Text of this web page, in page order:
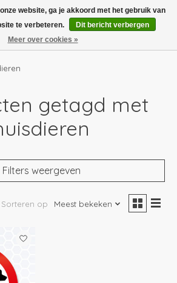
Vóór 14.00 besteld, volgende dag in huis!
Verlanglijst
getagd met
Filters weergeven
Sorteren op Meest bekeken
website, ga je akkoord met het gebruik van
te verbeteren.
Dit bericht verbergen
Meer over cookies »